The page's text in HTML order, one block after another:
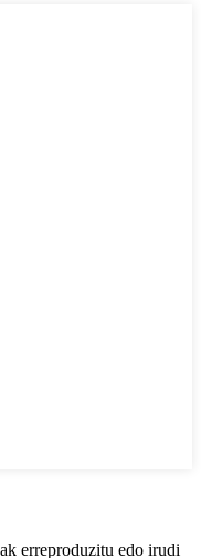
erreproduzitu edo irudi